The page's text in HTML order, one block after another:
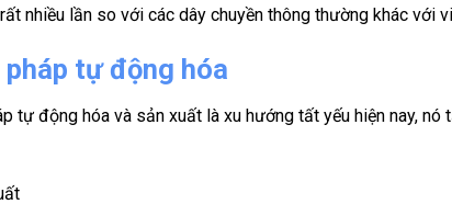
nhiều lần so với các dây chuyền thông thường khác với
tự động hóa
tự động hóa và sản xuất là xu hướng tất yếu hiện nay,